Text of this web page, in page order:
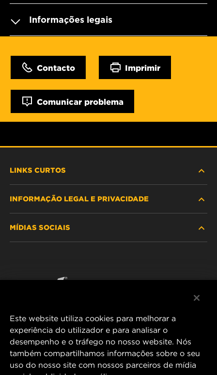
Informações legais
Contacto Imprimir
Comunicar problema
LINKS CURTOS
ONDE COMPRAR
CONTACTE NOS
INFORMAÇÃO LEGAL E PRIVACIDADE
MÍDIAS SOCIAIS
MANN+HUMMEL FT Poland
ul. Wrocławska 145,
63-800 GOSTYŃ, POLAND
Este website utiliza cookies para melhorar a
experiência do utilizador e para analisar o
desempenho e o tráfego no nosso website. Nós
também compartilhamos informações sobre o seu
uso do nosso site com nossos parceiros de mídia